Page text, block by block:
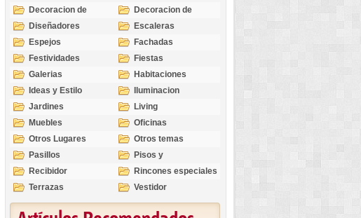
Exteriores
Decoracion de
Interiores
Decoracion de
Ocasiones
Diseñadores
Escaleras
Espejos
Fachadas
Festividades
Fiestas
Galerias
Habitaciones
Ideas y Estilo
Iluminacion
Jardines
Living
Muebles
Oficinas
Otros Lugares
Otros temas
Pasillos
Pisos y
revestimientos
Recibidor
Rincones especiales
Terrazas
Vestidor